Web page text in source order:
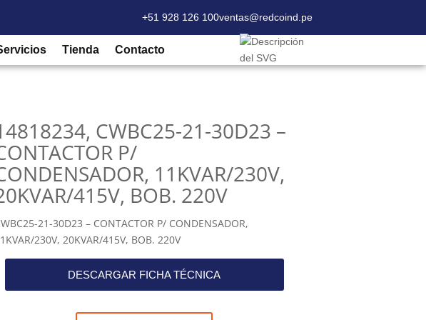
+51 928 126 100ventas@redcoind.pe
Tienda Contacto
CWBC25-21-30D23 –
P/
11KVAR/230V,
415V, BOB. 220V
21-30D23 – CONTACTOR P/ CONDENSADOR,
230V, 20KVAR/415V, BOB. 220V
DESCARGAR FICHA TÉCNICA